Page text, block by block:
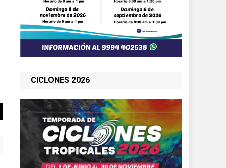
CICLONES 2026